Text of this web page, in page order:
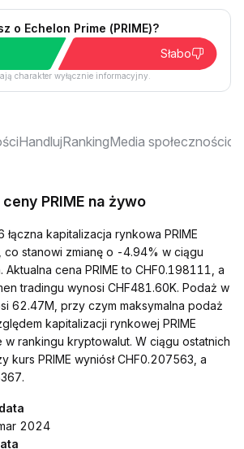
o Echelon Prime (PRIME)?
Słabo
charakter wyłącznie informacyjny.
HandlujRankingMedia
PRIME na żywo
kapitalizacja rynkowa PRIME
co stanowi zmianę o -4.94% w ciągu
cena PRIME to CHF0.198111, a
tradingu wynosi CHF481.60K. Podaż w
62.47M, przy czym maksymalna podaż
kapitalizacji rynkowej PRIME
w rankingu kryptowalut. W ciągu ostatnich
kurs PRIME wyniósł CHF0.207563, a
2024